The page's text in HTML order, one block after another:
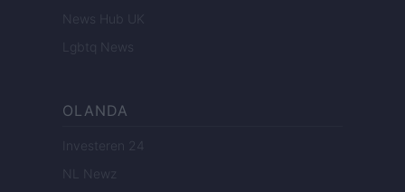
News Hub UK
Lgbtq News
OLANDA
Investeren 24
NL Newz